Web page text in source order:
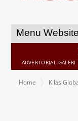
Menu Website
ADVERTORIAL GALERI
Home
Kilas